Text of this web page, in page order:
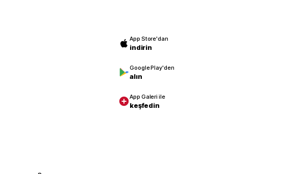
App Store'dan
indirin
Google Play'den
alın
App Galeri ile
keşfedin